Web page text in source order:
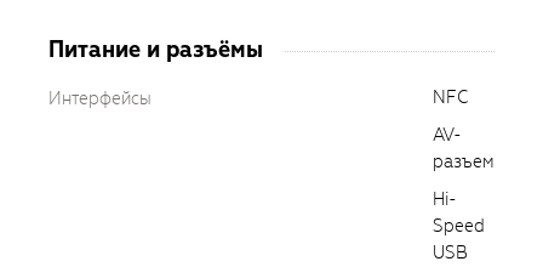
Питание и разъёмы
Интерфейсы
NFC
AV-
разъем
Hi-
Speed
USB